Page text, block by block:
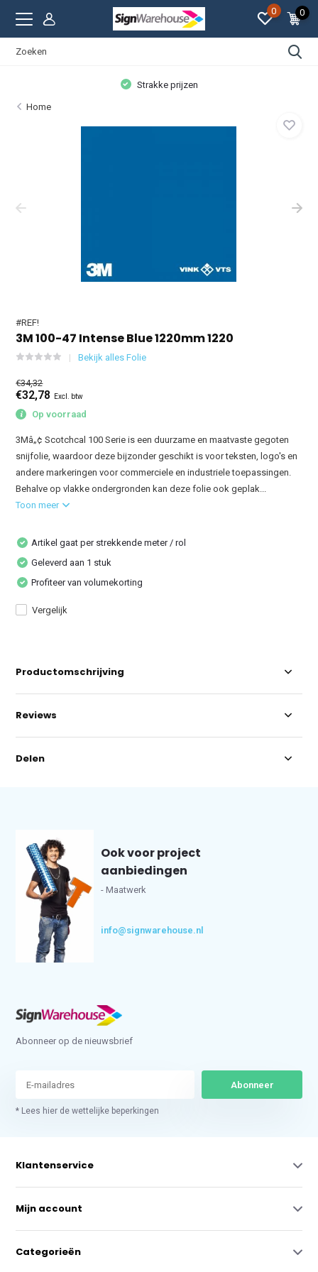
0 0
Strakke prijzen
Home
#REF!
3M 100-47 Intense Blue 1220mm 1220
Bekijk alles Folie
€34,32
€32,78 Excl. btw
Op voorraad
3Mâ„¢ Scotchcal 100 Serie is een duurzame en maatvaste gegoten
snijfolie, waardoor deze bijzonder geschikt is voor teksten, logo's en
andere markeringen voor commerciele en industriele toepassingen.
Behalve op vlakke ondergronden kan deze folie ook geplak...
Toon meer
Artikel gaat per strekkende meter / rol
Geleverd aan 1 stuk
Profiteer van volumekorting
Vergelijk
Productomschrijving
Reviews
Delen
Ook voor project
aanbiedingen
- Maatwerk
info@signwarehouse.nl
Abonneer op de nieuwsbrief
Abonneer
* Lees hier de wettelijke beperkingen
Klantenservice
Mijn account
Categorieën